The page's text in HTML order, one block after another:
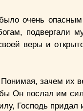
очень
подвергали
веры и
зачем их
Он послал им
Господь придал